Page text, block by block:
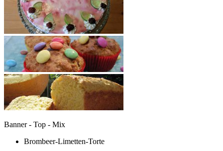
Banner - Top - Mix
Brombeer-Limetten-Torte